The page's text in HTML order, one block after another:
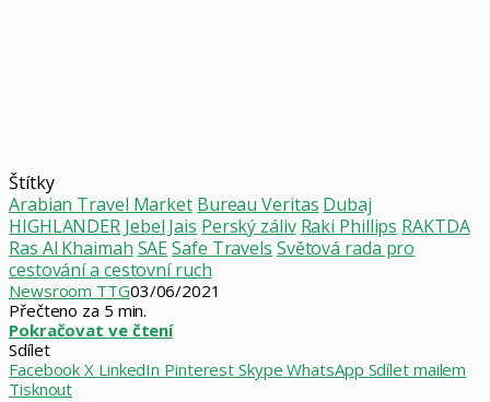
Štítky
Arabian Travel Market Bureau Veritas Dubaj
HIGHLANDER Jebel Jais Perský záliv Raki Phillips RAKTDA
Ras Al Khaimah SAESafe Travels Světová rada pro
cestování a cestovní ruch
Newsroom TTG03/06/2021
Přečteno za 5 min.
Pokračovat ve čtení
Sdílet
Facebook X LinkedIn Pinterest Skype WhatsApp Sdílet mailem
Tisknout